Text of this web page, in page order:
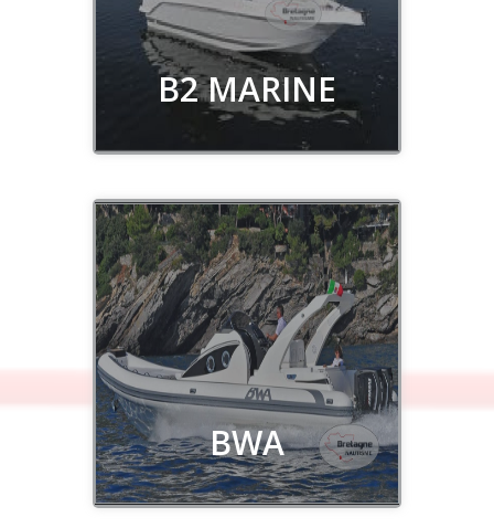
B2 MARINE
Découvrir
BWA
Découvrir